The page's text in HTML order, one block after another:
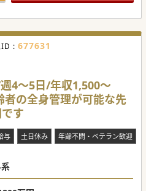
ID : 677631
4～5日/年収1,500～
の全身管理が可能な先
す
与 土日休み 年齢不問・ベテラン歓迎